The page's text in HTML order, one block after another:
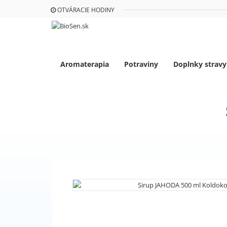
OTVÁRACIE HODINY
Aromaterapia Potraviny Doplnky stravy